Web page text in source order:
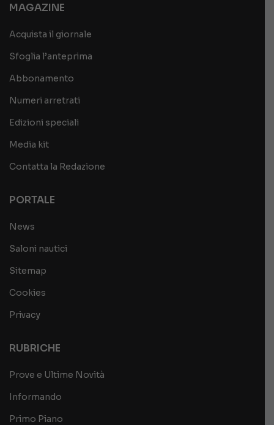
MAGAZINE
Acquista il giornale
Sfoglia l’anteprima
Abbonamento
Numeri arretrati
Edizioni speciali
Media kit
Contatta la Redazione
PORTALE
News
Saloni nautici
Sitemap
Cookies
Privacy
RUBRICHE
Prove e Ultime Novità
Informando
Primo Piano